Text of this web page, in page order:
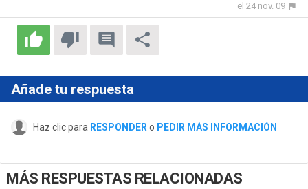
el 24 nov. 09
Añade tu respuesta
Haz clic para RESPONDER o PEDIR MÁS INFORMACIÓN
MÁS RESPUESTAS RELACIONADAS